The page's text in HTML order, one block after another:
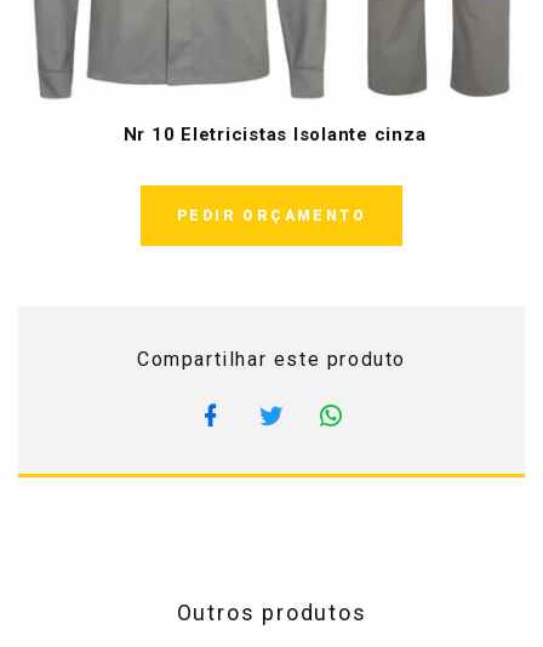
Nr 10 Eletricistas Isolante cinza
PEDIR ORÇAMENTO
Compartilhar este produto
Outros produtos